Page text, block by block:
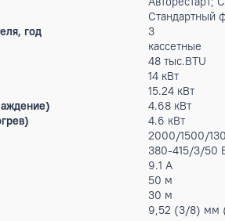
нет
43 дБ(А)
52 дБ(А)
3.01
3.31
комплекте)
Пульт
Wi-